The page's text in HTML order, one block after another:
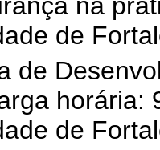
de
de
horária:
de